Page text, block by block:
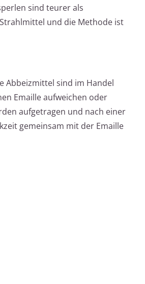
sind teurer als
und die Methode ist
Abbeizmittel sind im Handel
Emaille aufweichen oder
aufgetragen und nach einer
gemeinsam mit der Emaille